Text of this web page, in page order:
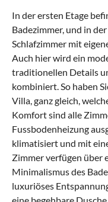
In der ersten Etage
Badezimmer, und in
Schlafzimmer mit
Auch hier wird ein
traditionellen Details
kombiniert. So haben
Villa, ganz gleich,
Komfort sind alle
Fussbodenheizung
klimatisiert und mit
Zimmer verfügen über
Minimalismus des
luxuriöses
eine begehbare